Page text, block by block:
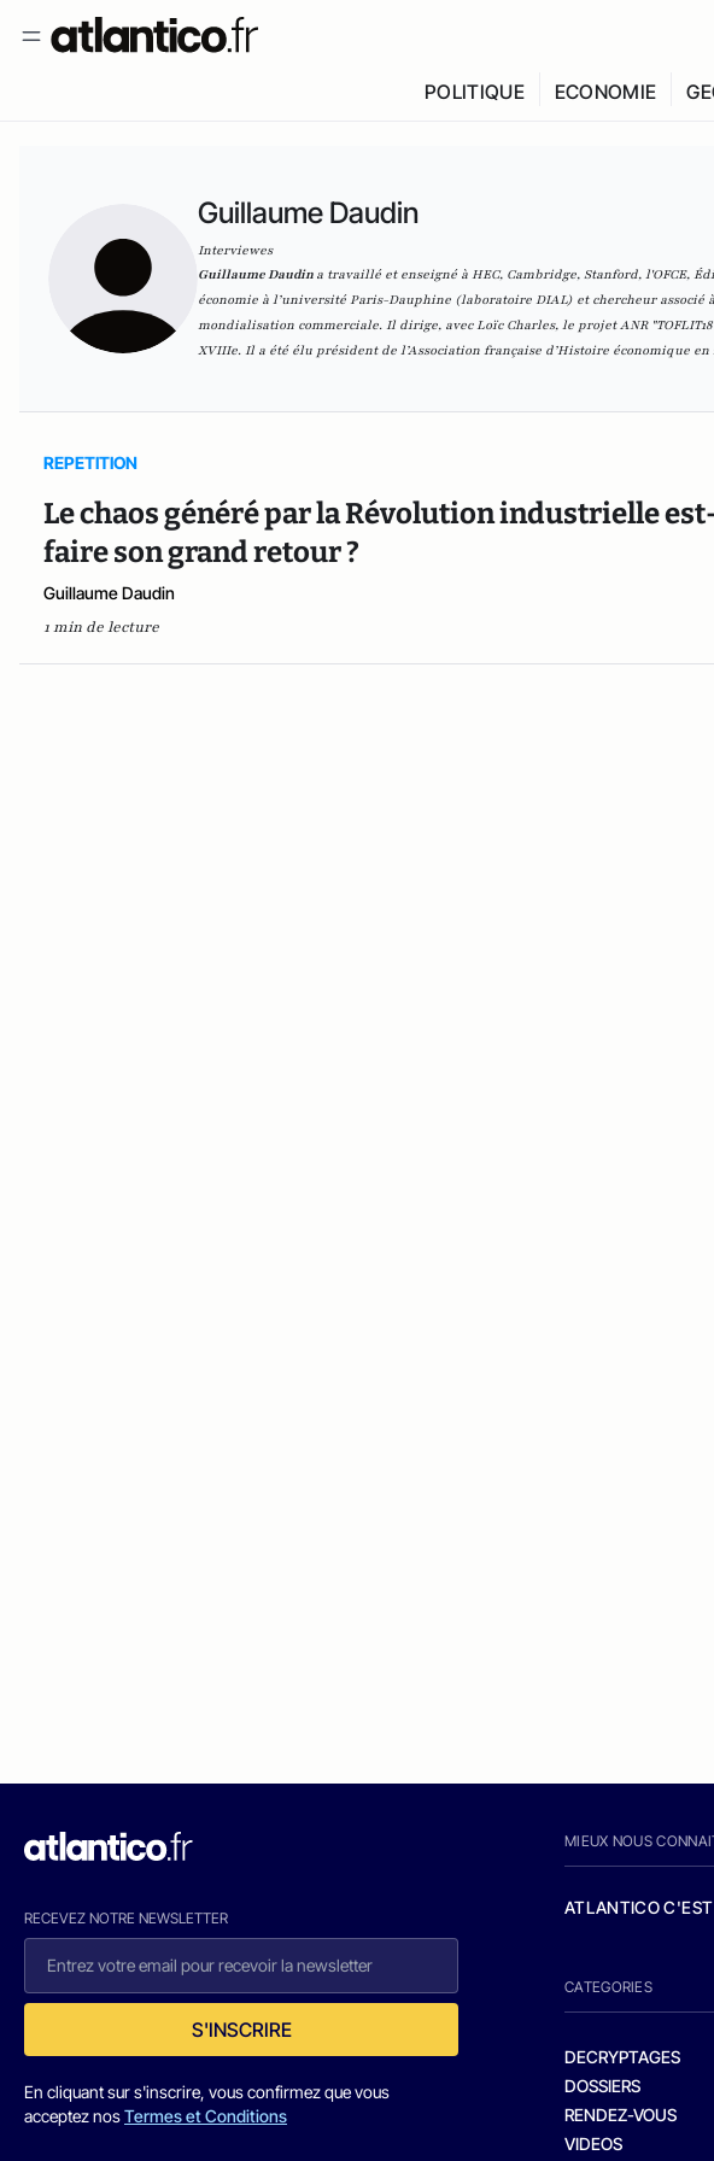
POLITIQUE ECONOMIE
Guillaume Daudin
Interviewes
Guillaume Daudin a travaillé et enseigné à HEC, Cambridge, Stanford, l'OFCE,
économie à l’université Paris-Dauphine (laboratoire DIAL) et chercheur associé
mondialisation commerciale. Il dirige, avec Loïc Charles, le projet ANR "TOFLIT18
XVIIIe. Il a été élu président de l’Association française d’Histoire économique
REPETITION
Le chaos généré par la Révolution industrielle
faire son grand retour ?
Guillaume Daudin
1 min de lecture
RECEVEZ NOTRE NEWSLETTER
S'INSCRIRE
En cliquant sur s'inscrire, vous confirmez que vous
acceptez nosTermes et Conditions
MIEUX NOUS
ATLANTICO
CATEGORIES
DECRYPTAGES
DOSSIERS
RENDEZ-VOUS
VIDEOS